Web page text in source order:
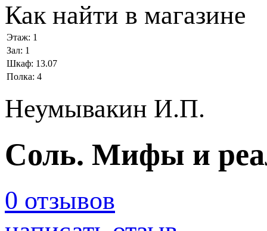
Как найти в магазине
Этаж: 1
Зал: 1
Шкаф: 13.07
Полка: 4
Неумывакин И.П.
Соль. Мифы и
0 отзывов